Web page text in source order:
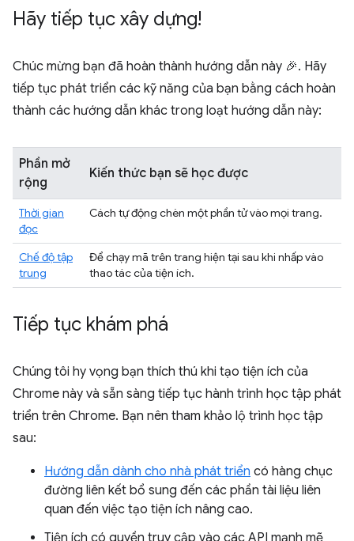
Hãy tiếp tục xây dựng!
Chúc mừng bạn đã hoàn thành hướng dẫn này 🎉. Hãy
tiếp tục phát triển các kỹ năng của bạn bằng cách hoàn
thành các hướng dẫn khác trong loạt hướng dẫn này:
Phần mở
rộng
Kiến thức bạn sẽ học được
Thời gian
đọc
Cách tự động chèn một phần tử vào mọi trang.
Chế độ tập
trung
Để chạy mã trên trang hiện tại sau khi nhấp vào
thao tác của tiện ích.
Tiếp tục khám phá
Chúng tôi hy vọng bạn thích thú khi tạo tiện ích của
Chrome này và sẵn sàng tiếp tục hành trình học tập phát
triển trên Chrome. Bạn nên tham khảo lộ trình học tập
sau:
Hướng dẫn dành cho nhà phát triển có hàng chục
đường liên kết bổ sung đến các phần tài liệu liên
quan đến việc tạo tiện ích nâng cao.
Tiện ích có quyền truy cập vào các API mạnh mẽ